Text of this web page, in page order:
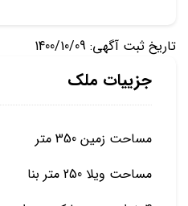
تاریخ ثبت آگهی: 1400/10/09
جزییات ملک
مساحت زمین 350 متر
مساحت ویلا 250 متر بنا